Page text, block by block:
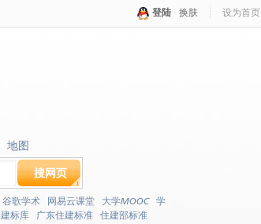
登陆 换肤 设为首页
地图
地图
搜网页
谷歌学术 网易云课堂 大学MOOC 学
建标库 广东住建标准 住建部标准